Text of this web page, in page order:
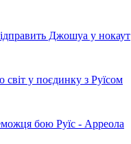
Джошуа у нокаут
у поєдинку з Руїсом
бою Руїс - Арреола